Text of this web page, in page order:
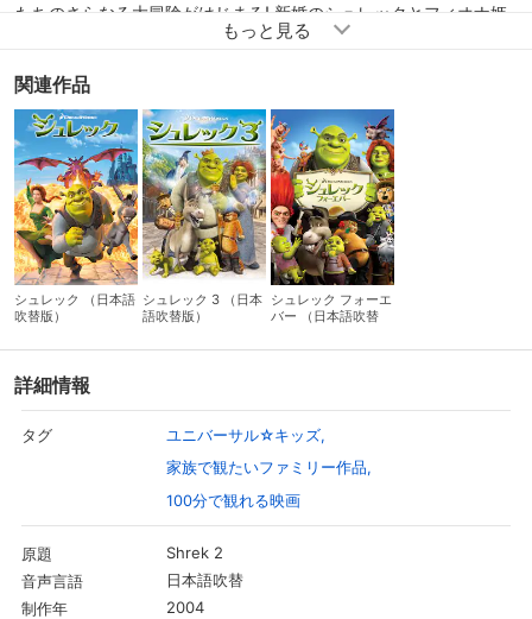
たちのさらなる大冒険がはじまる! 新婚のシュレックとフィオナ姫
は、姫の両親の招きで姫の故郷、遠い遠い国のお城へ。 ところ
愛くるしい長ぐつをはいたネコを刺客に雇う。 また、妖精のゴッ
ドマザーは、息子のチャーミング王子を姫と結婚させようと、よか
らぬことを企んでいる。 一方、シュレックはフィオナ姫のために
魔法の薬で人間に変身することを決意。 はたしてシュレックとフ
ィオナ姫にハッピー・エンドは訪れるのか?!
関連作品
シュレック （日本語
吹替版）
シュレック 3 （日本
語吹替版）
シュレック フォーエ
バー （日本語吹替
詳細情報
タグ
ユニバーサル☆キッズ
家族で観たいファミリー作品
100分で観れる映画
原題 Shrek 2
音声言語 日本語吹替
制作年 2004